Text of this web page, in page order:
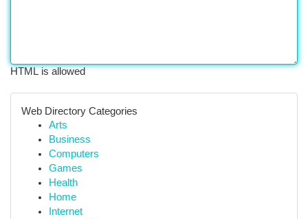
HTML is allowed
Web Directory Categories
Arts
Business
Computers
Games
Health
Home
Internet